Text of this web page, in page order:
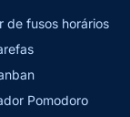
de fusos horários
Pomodoro